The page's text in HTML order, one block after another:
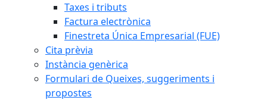
Taxes i tributs
Factura electrònica
Finestreta Única Empresarial (FUE)
Cita prèvia
Instància genèrica
Formulari de Queixes, suggeriments i
propostes